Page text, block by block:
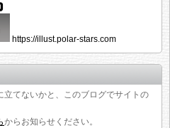
https://illust.polar-stars.com
立てないかと、このブログでサイトの
からお知らせください。